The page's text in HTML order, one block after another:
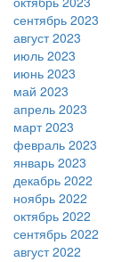
сентябрь 2023
август 2023
июль 2023
июнь 2023
май 2023
апрель 2023
март 2023
февраль 2023
январь 2023
декабрь 2022
ноябрь 2022
октябрь 2022
сентябрь 2022
август 2022